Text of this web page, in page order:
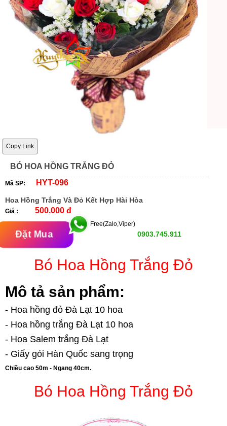
Copy Link
BÓ HOA HỒNG TRẮNG ĐỎ
Mã SP: HYT-096
Hoa Hồng Trắng Và Đỏ Kết Hợp Hài Hòa
Giá : 500.000 đ
Đặt Mua
Free(Zalo,Viper)
0903.745.911
Bó Hoa Hồng Trắng Đỏ
Mô tả sản phẩm:
- Hoa hồng đỏ Đà Lạt 10 hoa
- Hoa hồng trắng Đà Lạt 10 hoa
- Hoa Salem trắng Đà Lạt
- Giấy gói Hàn Quốc sang trọng
Chiều cao 50m - Ngang 40cm.
Bó Hoa Hồng Trắng Đỏ